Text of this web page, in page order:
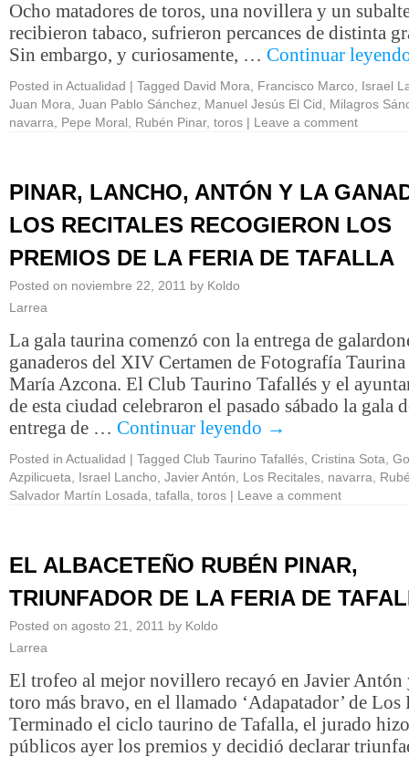
Ocho matadores de toros, una novillera y un
recibieron tabaco, sufrieron percances de distinta
Sin embargo, y curiosamente, … Continuar
Posted in Actualidad | Tagged David Mora Francisco Marco
Israel
Juan Mora Juan Pablo Sánchez Manuel Jesús El Cid
Milagros
navarra
Pepe Moral Rubén Pinar, toros | Leave a comment
PINAR, LANCHO, ANTÓN Y LA
LOS RECITALES RECOGIERON LOS
PREMIOS DE LA FERIA DE TAFALLA
Posted on noviembre 22, 2011 by Koldo
Larrea
La gala taurina comenzó con la entrega de
ganaderos del XIV Certamen de Fotografía Taurina
María Azcona. El Club Taurino Tafallés y el
de esta ciudad celebraron el pasado sábado la gala
entrega de … Continuar leyendo →
Posted in Actualidad | Tagged Club Taurino Tafallés Cristina Sota
Azpilicueta
Israel Lancho Javier Antón Los Recitales navarra
Salvador Martín Losada tafalla toros | Leave a comment
EL ALBACETEÑO RUBÉN PINAR,
TRIUNFADOR DE LA FERIA DE
Posted on agosto 21, 2011 by Koldo
Larrea
El trofeo al mejor novillero recayó en Javier Antón
toro más bravo, en el llamado ‘Adapatador’ de Los
Terminado el ciclo taurino de Tafalla, el jurado hizo
públicos ayer los premios y decidió declarar